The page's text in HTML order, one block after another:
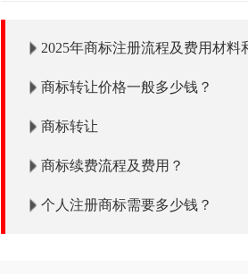
2025年商标注册流程及费用材料
商标转让价格一般多少钱？
商标转让
商标续费流程及费用？
个人注册商标需要多少钱？